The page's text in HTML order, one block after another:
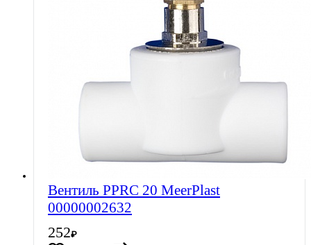
Вентиль PPRC 20 MeerPlast
00000002632
252₽